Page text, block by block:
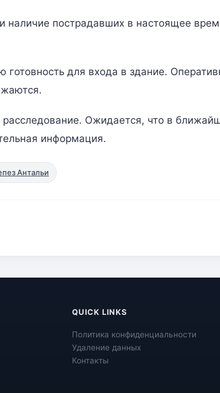
наличие пострадавших в настоящее
для входа в здание.
Ожидается, что в
информация.
Антальи
QUICK LINKS
Политика конфиденциальности
Удаление данных
Контакты